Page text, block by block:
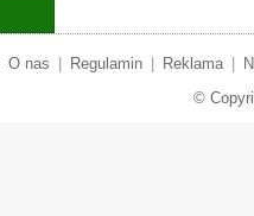
O nas Regulamin Reklama
©